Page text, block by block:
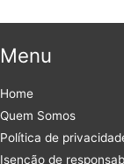
Menu
Home
Quem Somos
Política de
Isenção de